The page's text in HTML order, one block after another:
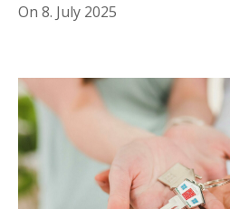
On 8. July 2025